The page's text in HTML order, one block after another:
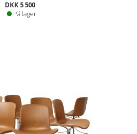
DKK 5 500
På lager